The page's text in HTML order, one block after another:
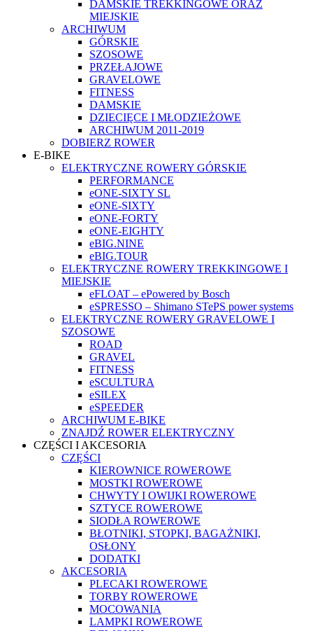
DAMSKIE TREKKINGOWE ORAZ
MIEJSKIE
ARCHIWUM
GÓRSKIE
SZOSOWE
PRZEŁAJOWE
GRAVELOWE
FITNESS
DAMSKIE
DZIECIĘCE I MŁODZIEŻOWE
ARCHIWUM 2011-2019
DOBIERZ ROWER
E-BIKE
ELEKTRYCZNE ROWERY GÓRSKIE
PERFORMANCE
eONE-SIXTY SL
eONE-SIXTY
eONE-FORTY
eONE-EIGHTY
eBIG.NINE
eBIG.TOUR
ELEKTRYCZNE ROWERY TREKKINGOWE I
MIEJSKIE
eFLOAT – ePowered by Bosch
eSPRESSO – Shimano STePS power systems
ELEKTRYCZNE ROWERY GRAVELOWE I
SZOSOWE
ROAD
GRAVEL
FITNESS
eSCULTURA
eSILEX
eSPEEDER
ARCHIWUM E-BIKE
ZNAJDŹ ROWER ELEKTRYCZNY
CZĘŚCI I AKCESORIA
CZĘŚCI
KIEROWNICE ROWEROWE
MOSTKI ROWEROWE
CHWYTY I OWIJKI ROWEROWE
SZTYCE ROWEROWE
SIODŁA ROWEROWE
BŁOTNIKI, STOPKI, BAGAŻNIKI,
OSŁONY
DODATKI
AKCESORIA
PLECAKI ROWEROWE
TORBY ROWEROWE
MOCOWANIA
LAMPKI ROWEROWE